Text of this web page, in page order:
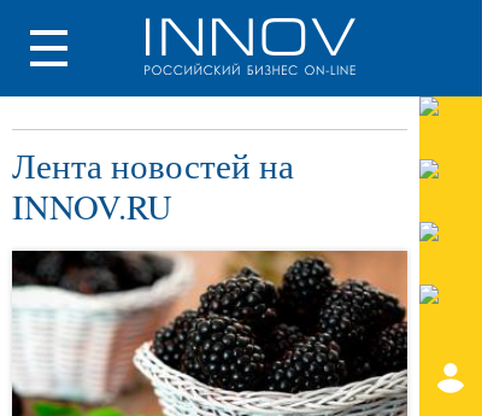
Лента новостей на
INNOV.RU